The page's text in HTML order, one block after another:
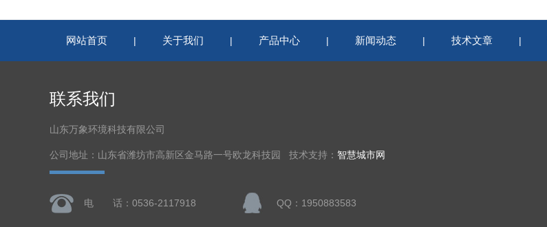
网站首页 | 关于我们 | 产品中心 | 新闻动态 | 技术文章 |
联系我们
山东万象环境科技有限公司
公司地址：山东省潍坊市高新区金马路一号欧龙科技园 技术支持： 智慧城市网
电 话：0536-2117918 QQ：1950883583